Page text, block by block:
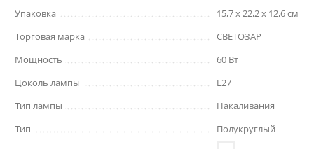
Упаковка
15,7 x 22,2 x 12,6 см
Торговая марка
СВЕТОЗАР
Мощность
60 Вт
Цоколь лампы
E27
Тип лампы
Накаливания
Тип
Полукруглый